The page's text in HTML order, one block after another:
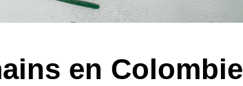
en Colombie